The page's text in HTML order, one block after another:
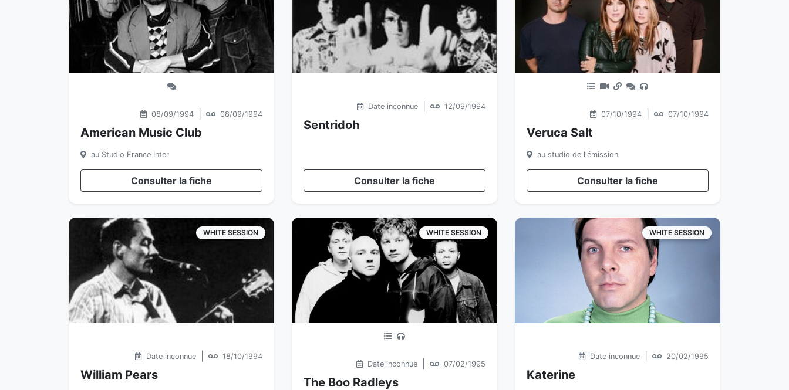
08/09/1994 08/09/1994
American Music Club
au Studio France Inter
Consulter la fiche
Date inconnue 12/09/1994
Sentridoh
Consulter la fiche
07/10/1994 07/10/1994
Veruca Salt
au studio de l'émission
Consulter la fiche
WHITE SESSION
Date inconnue 18/10/1994
William Pears
WHITE SESSION
Date inconnue 07/02/1995
The Boo Radleys
WHITE SESSION
Date inconnue 20/02/1995
Katerine